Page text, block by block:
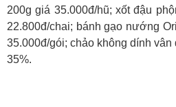
200g giá 35.000đ/hũ; xốt đậu
22.800đ/chai; bánh gạo nướng
35.000đ/gói; chảo không dính
35%.